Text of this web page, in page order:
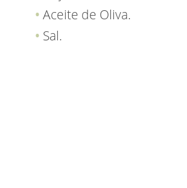
Aceite de Oliva.
Sal.